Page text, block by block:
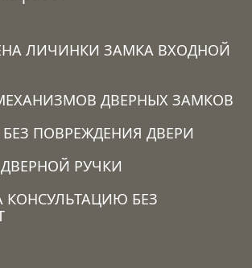
ЛИЧИНКИ ЗАМКА ВХОДНОЙ
ДВЕРНЫХ ЗАМКОВ
ПОВРЕЖДЕНИЯ ДВЕРИ
РУЧКИ
КОНСУЛЬТАЦИЮ БЕЗ